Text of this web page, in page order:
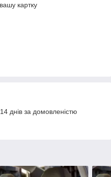
картку
днів за домовленістю